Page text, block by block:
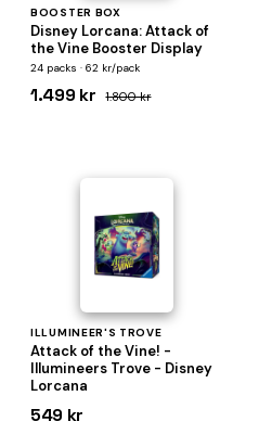
BOOSTER BOX
Disney Lorcana: Attack of
the Vine Booster Display
24 packs · 62 kr/pack
1.499 kr 1.800 kr
ILLUMINEER'S TROVE
Attack of the Vine! -
Illumineers Trove - Disney
Lorcana
549 kr